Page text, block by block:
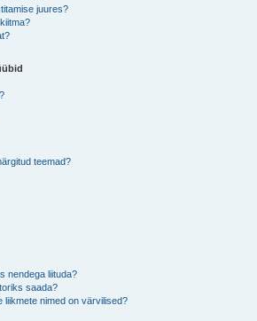
juures?
teemad?
nendega liituda?
saada?
liikmete nimed on värvilised?